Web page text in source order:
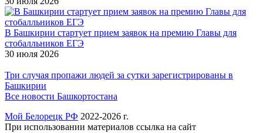
В Башкирии стартует прием заявок на премию Главы для
стобалльников ЕГЭ
30 июля 2026
Три случая пропажи людей за сутки зарегистрированы в
Башкирии
Все новости Башкортостана
Мой Белорецк РФ 2022-2026 г.
При использовании материалов ссылка на сайт